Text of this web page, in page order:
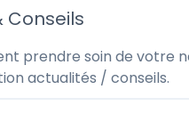
Conseils
prendre soin de votre
actualités / conseils.